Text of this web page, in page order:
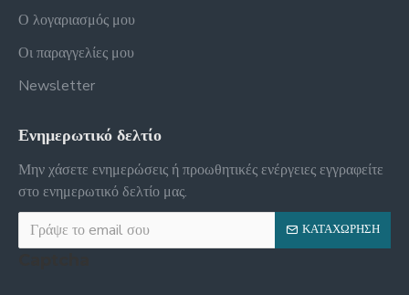
Ο λογαριασμός μου
Οι παραγγελίες μου
Newsletter
Ενημερωτικό δελτίο
Μην χάσετε ενημερώσεις ή προωθητικές ενέργειες εγγραφείτε
στο ενημερωτικό δελτίο μας.
ΚΑΤΑΧΏΡΗΣΗ